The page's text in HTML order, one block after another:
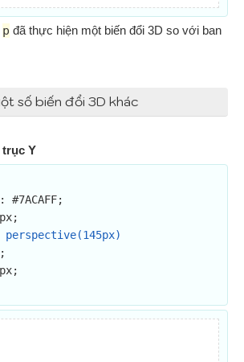
p đã thực hiện một biến đổi 3D so với ban
số biến đổi 3D khác
trục Y
perspective(145px)
;